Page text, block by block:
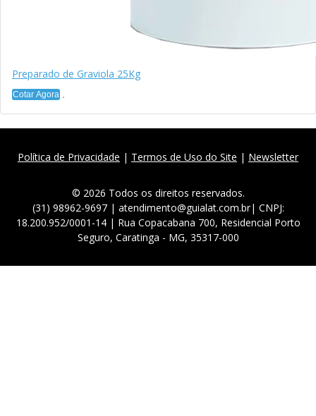
Preparado de Graviola 25Kg
Cotar Agora
Política de Privacidade | Termos de Uso do Site | Newsletter
© 2026 Todos os direitos reservados.
(31) 98962-9697 | atendimento@guialat.com.br| CNPJ:
18.200.952/0001-14 | Rua Copacabana 700, Residencial Porto
Seguro, Caratinga - MG, 35317-000